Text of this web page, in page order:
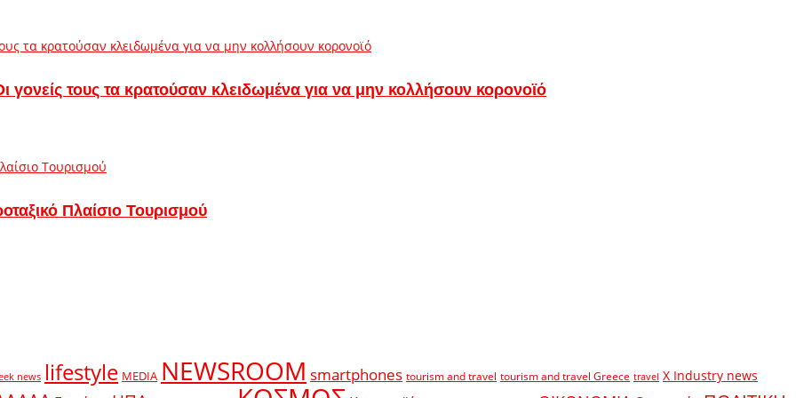
γονείς τους τα κρατούσαν κλειδωμένα για να μην κολλήσουν κορονοϊό
Πλαίσιο Τουρισμού
news lifestyle MEDIA NEWSROOM smartphones tourism and travel tourism and travel Greece travel X Industry news